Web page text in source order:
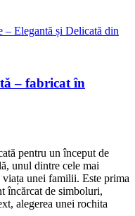
– fabricat în
pentru un început de
unul dintre cele mai
unei familii. Este prima
încărcat de simboluri,
alegerea unei rochita